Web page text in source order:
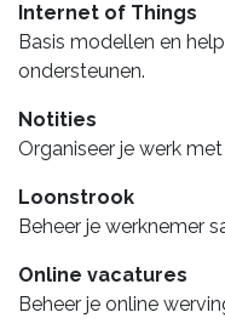
Internet of Things
Basis modellen en
ondersteunen.
Notities
Organiseer je werk
Loonstrook
Beheer je werknemer
Online vacatures
Beheer je online